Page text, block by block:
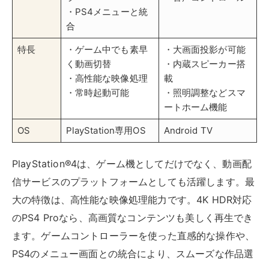
信サービスのプラットフォームとしても活躍します。最
大の特徴は、高性能な映像処理能力です。4K HDR対応
のPS4 Proなら、高画質なコンテンツも美しく再生でき
ます。ゲームコントローラーを使った直感的な操作や、
PS4のメニュー画面との統合により、スムーズな作品選
びが可能です。
PS4では
楽天TVアプリを常時起動しておけるため、ゲ
ームのプレイ中でもすばやく動画視聴に切り替えられま
す。PS4で楽天TVを視聴するには、PlayStation Store
から楽天TVアプリをダウンロードしましょう。インス
トール後、アカウント情報を入力すれば、すぐに視聴を
開始できます。
Aladdin Xシリーズは、プロジェクターと一体型のスマ